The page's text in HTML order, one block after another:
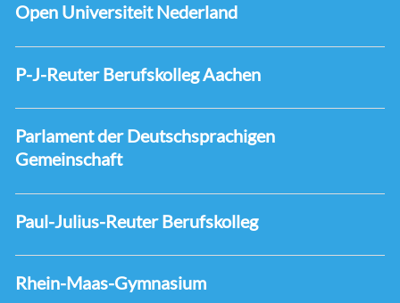
Open Universiteit Nederland
P-J-Reuter Berufskolleg Aachen
Parlament der Deutschsprachigen
Gemeinschaft
Paul-Julius-Reuter Berufskolleg
Rhein-Maas-Gymnasium